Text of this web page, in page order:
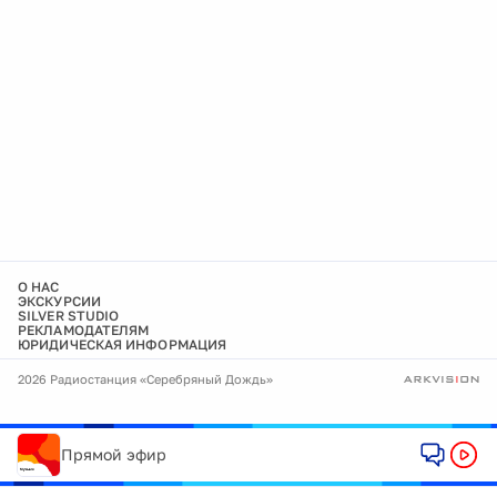
О НАС
ЭКСКУРСИИ
SILVER STUDIO
РЕКЛАМОДАТЕЛЯМ
ЮРИДИЧЕСКАЯ ИНФОРМАЦИЯ
2026 Радиостанция «Серебряный Дождь»
Прямой эфир